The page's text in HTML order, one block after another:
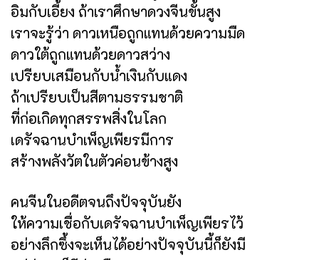
อิมกับเอี้ยง ถ้าเราศึกษาดวงจีนขั้นสูง
เราจะรู้ว่า ดาวเหนือถูกแทนด้วยความมืด
ดาวใต้ถูกแทนด้วยดาวสว่าง
เปรียบเสมือนกับน้ำเงินกับแดง
ถ้าเปรียบเป็นสีตามธรรมชาติ
ที่ก่อเกิดทุกสรรพสิ่งในโลก
เดรัจฉานบำเพ็ญเพียรมีการ
สร้างพลังวัตในตัวค่อนข้างสูง
คนจีนในอดีตจนถึงปัจจุบันยัง
ให้ความเชื่อกับเดรัจฉานบำเพ็ญเพียรไว้
อย่างลึกซึ้งจะเห็นได้อย่างปัจจุบันนี้ก็ยังมี